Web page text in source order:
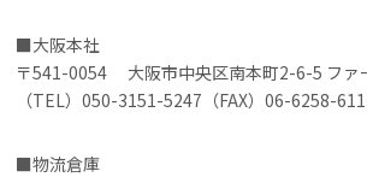
大阪本社
〒541-0054 大阪市中央区南本町2-6-5 ファ
（TEL）050-3151-5247（FAX）06-6258-
物流倉庫